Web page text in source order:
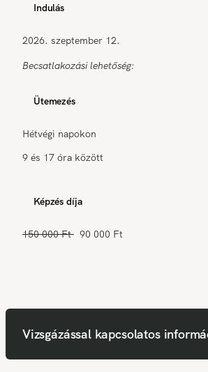
Indulás
2026. szeptember 12.
Becsatlakozási lehetőség:
Ütemezés
Hétvégi napokon
9 és 17 óra között
Képzés díja
150 000 Ft 90 000 Ft
Vizsgázással kapcsolatos